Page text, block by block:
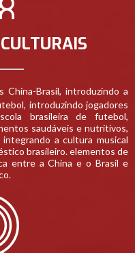
China-Brasil, introduzindo a
introduzindo jogadores
brasileira de futebol,
saudáveis e nutritivos,
a cultura musical
brasileiro. elementos de
entre a China e o Brasil e